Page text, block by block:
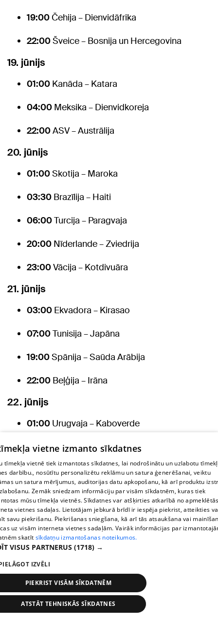
19:00 Čehija – Dienvidāfrika
22:00Šveice – Bosnija un Hercegovina
19. jūnijs
01:00 Kanāda – Katara
04:00 Meksika – Dienvidkoreja
22:00ASV – Austrālija
20. jūnijs
01:00Skotija – Maroka
03:30 Brazīlija – Haiti
06:00Turcija – Paragvaja
20:00 Nīderlande – Zviedrija
23:00Vācija – Kotdivuāra
21. jūnijs
03:00 Ekvadora – Kirasao
07:00Tunisija – Japāna
19:00Spānija – Saūda Arābija
22:00 Beļģija – Irāna
22. jūnijs
01:00 Urugvaja – Kaboverde
04:00Jaunzēlande – Ēģipte
20:00Argentīna – Austrija
23. jūnijs
00:00Francija – Irāka
03:00Norvēģija – Senegāla
06:00
20:00Portugāle – Uzbekistāna
23:00Anglija – Gana
News Search 1188 play
vietne izmanto sīkdatnes
tīmekļa vietnē tiek izmantotas sīkdatnes, lai nodrošinātu un uzlabotu
darbību., nosūtītu personalizētu reklāmu un satura ģenerēšanai, veiktu
un satura mērījumus, auditorijas datu apkopošanu, kā arī produktu
Zemāk sniedzam informāciju par visām sīkdatnēm, kuras tiek
mūsu tīmekļa vietnēs. Sīkdatnes var atšķirties atkarībā no
vietnes sadaļas. Lietotājam jebkurā brīdī ir iespēja piekrist, atteikties
savu piekrišanu. Piekrišanas sniegšana, kā arī tās atsaukšana vai
uz visām interneta vietnes sadaļām. Vairāk informācijas par
skatīt sīkdatņu izmantošanas noteikumos.
VISUS PARTNERUS (1718) →
IZVĒLI
PIEKRIST VISĀM SĪKDATNĒM
ATSTĀT TEHNISKĀS SĪKDATNES